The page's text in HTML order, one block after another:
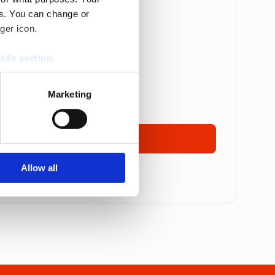
You can change or
icon.
section
may combine it with
Marketing
Allow all
Betalas årsvis
kr
495 kronor
alla priser